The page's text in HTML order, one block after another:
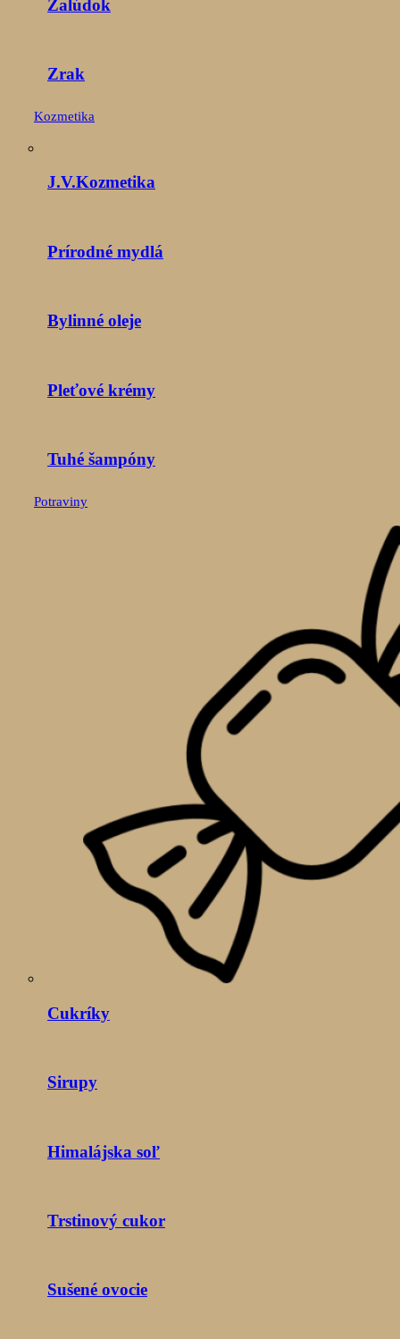
Žalúdok
Zrak
Kozmetika
J.V.Kozmetika
Prírodné mydlá
Bylinné oleje
Pleťové krémy
Tuhé šampóny
Potraviny
Cukríky
Sirupy
Himalájska soľ
Trstinový cukor
Sušené ovocie